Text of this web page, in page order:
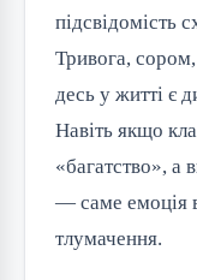
підсвідомість
Тривога,
десь у житті є
Навіть якщо
«багатство», а
— саме емоція
тлумачення.